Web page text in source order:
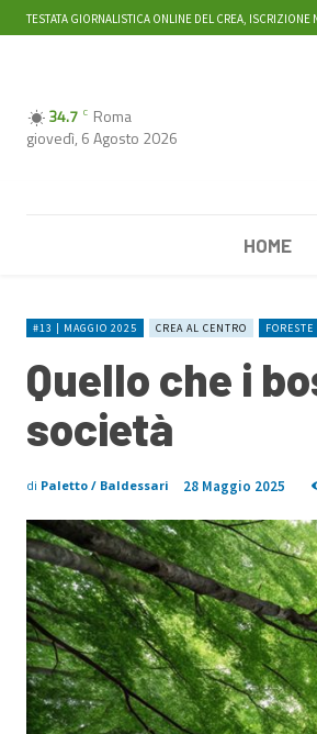
TESTATA GIORNALISTICA ONLINE DEL CREA,
34.7 C Roma
giovedì, 6 Agosto 2026
HOME
#13 | MAGGIO 2025 CREA AL CENTRO
Quello che i
società
di Paletto / Baldessari 28 Maggio 2025